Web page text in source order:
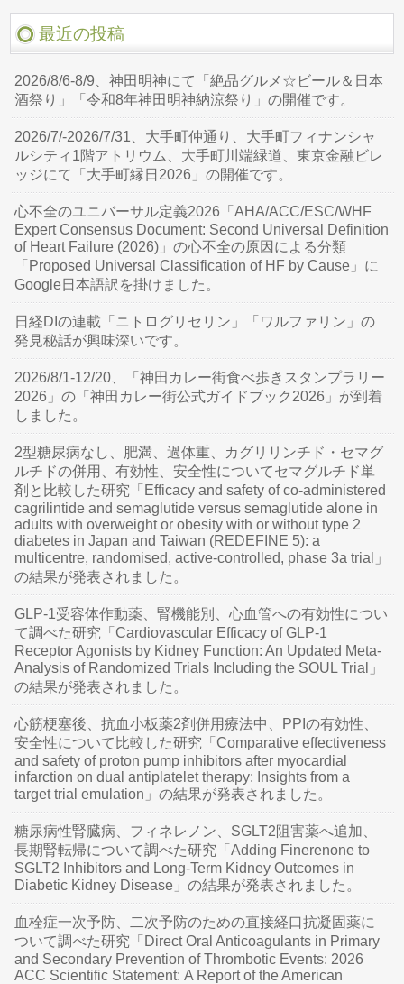
最近の投稿
2026/8/6-8/9、神田明神にて「絶品グルメ☆ビール＆日本
酒祭り」「令和8年神田明神納涼祭り」の開催です。
2026/7/-2026/7/31、大手町仲通り、大手町フィナンシャ
ルシティ1階アトリウム、大手町川端緑道、東京金融ビレ
ッジにて「大手町縁日2026」の開催です。
心不全のユニバーサル定義2026「AHA/ACC/ESC/WHF
Expert Consensus Document: Second Universal Definition
of Heart Failure (2026)」の心不全の原因による分類
「Proposed Universal Classification of HF by Cause」に
Google日本語訳を掛けました。
日経DIの連載「ニトログリセリン」「ワルファリン」の
発見秘話が興味深いです。
2026/8/1-12/20、「神田カレー街食べ歩きスタンプラリー
2026」の「神田カレー街公式ガイドブック2026」が到着
しました。
2型糖尿病なし、肥満、過体重、カグリリンチド・セマグ
ルチドの併用、有効性、安全性についてセマグルチド単
剤と比較した研究「Efficacy and safety of co-administered
cagrilintide and semaglutide versus semaglutide alone in
adults with overweight or obesity with or without type 2
diabetes in Japan and Taiwan (REDEFINE 5): a
multicentre, randomised, active-controlled, phase 3a trial」
の結果が発表されました。
GLP-1受容体作動薬、腎機能別、心血管への有効性につい
て調べた研究「Cardiovascular Efficacy of GLP-1
Receptor Agonists by Kidney Function: An Updated Meta-
Analysis of Randomized Trials Including the SOUL Trial」
の結果が発表されました。
心筋梗塞後、抗血小板薬2剤併用療法中、PPIの有効性、
安全性について比較した研究「Comparative effectiveness
and safety of proton pump inhibitors after myocardial
infarction on dual antiplatelet therapy: Insights from a
target trial emulation」の結果が発表されました。
糖尿病性腎臓病、フィネレノン、SGLT2阻害薬へ追加、
長期腎転帰について調べた研究「Adding Finerenone to
SGLT2 Inhibitors and Long-Term Kidney Outcomes in
Diabetic Kidney Disease」の結果が発表されました。
血栓症一次予防、二次予防のための直接経口抗凝固薬に
ついて調べた研究「Direct Oral Anticoagulants in Primary
and Secondary Prevention of Thrombotic Events: 2026
ACC Scientific Statement: A Report of the American